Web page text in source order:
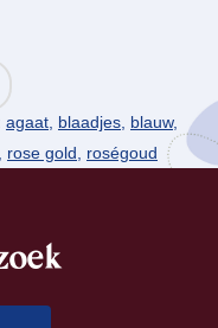
agaat, blaadjes, blauw,
, rose gold, roségoud